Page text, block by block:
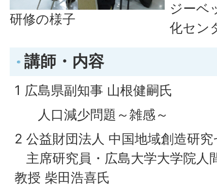
研修の様子
ジーベ
化セン
講師・内容
1 広島県副知事 山根健嗣氏
人口減少問題～雑感～
2 公益財団法人 中国地域創造研
主席研究員・広島大学大学院人
教授 柴田浩喜氏